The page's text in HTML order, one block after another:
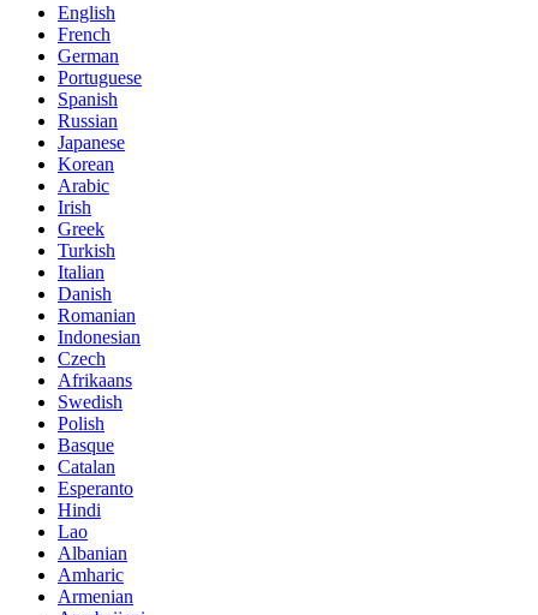
English
French
German
Portuguese
Spanish
Russian
Japanese
Korean
Arabic
Irish
Greek
Turkish
Italian
Danish
Romanian
Indonesian
Czech
Afrikaans
Swedish
Polish
Basque
Catalan
Esperanto
Hindi
Lao
Albanian
Amharic
Armenian